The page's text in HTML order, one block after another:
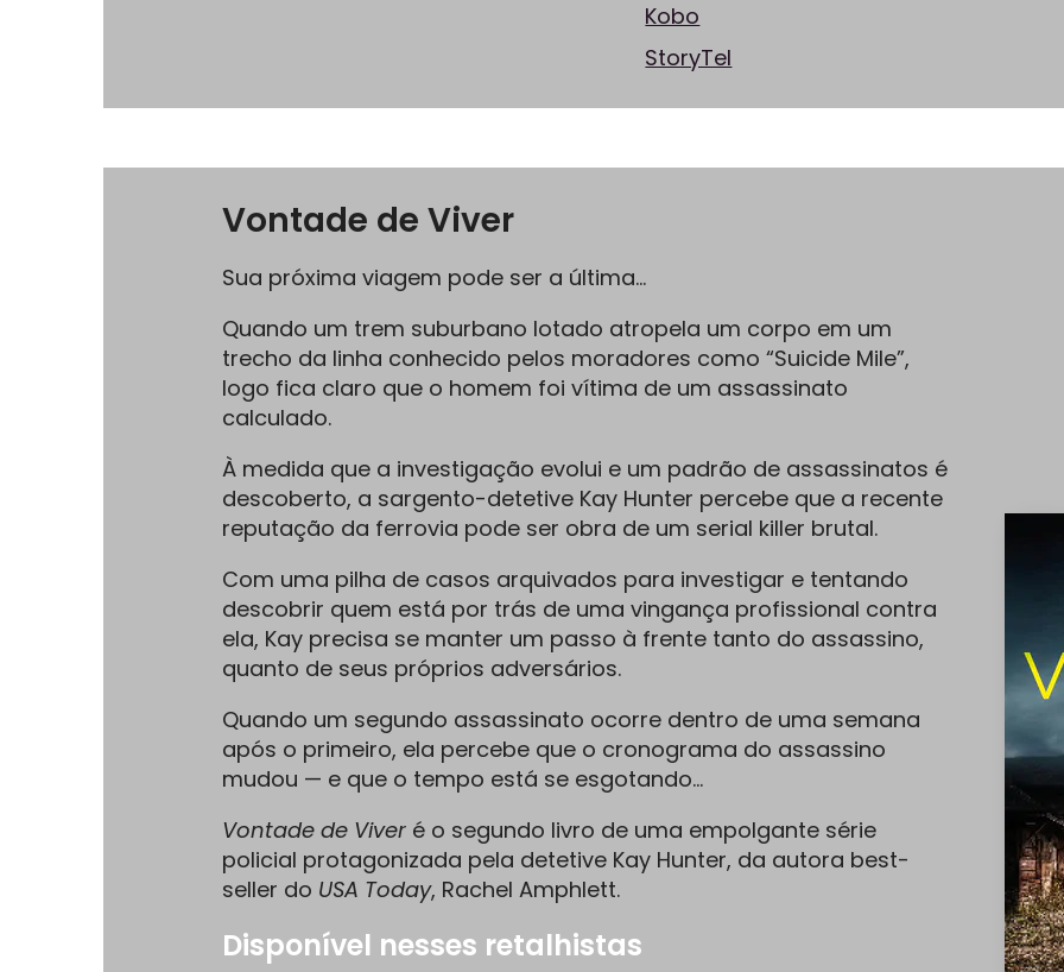
Kobo
StoryTel
Vontade de Viver
Sua próxima viagem pode ser a última…
Quando um trem suburbano lotado atropela um corpo em um
trecho da linha conhecido pelos moradores como “Suicide Mile”,
logo fica claro que o homem foi vítima de um assassinato
calculado.
À medida que a investigação evolui e um padrão de assassinatos é
descoberto, a sargento-detetive Kay Hunter percebe que a recente
reputação da ferrovia pode ser obra de um serial killer brutal.
Com uma pilha de casos arquivados para investigar e tentando
descobrir quem está por trás de uma vingança profissional contra
ela, Kay precisa se manter um passo à frente tanto do assassino,
quanto de seus próprios adversários.
Quando um segundo assassinato ocorre dentro de uma semana
após o primeiro, ela percebe que o cronograma do assassino
mudou — e que o tempo está se esgotando…
Vontade de Viver é o segundo livro de uma empolgante série
policial protagonizada pela detetive Kay Hunter, da autora best-
seller do USA Today, Rachel Amphlett.
Disponível nesses retalhistas